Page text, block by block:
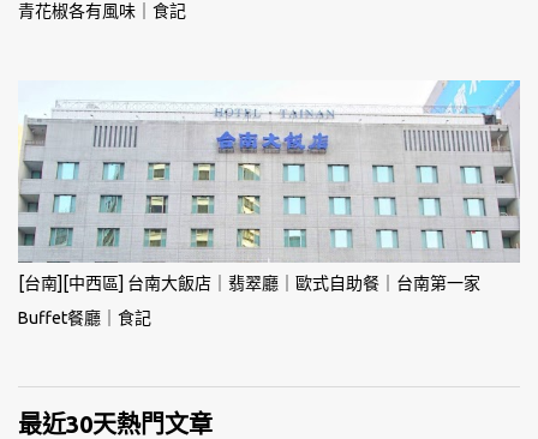
青花椒各有風味｜食記
[台南][中西區] 台南大飯店｜翡翠廳｜歐式自助餐｜台南第一家
Buffet餐廳｜食記
最近30天熱門文章